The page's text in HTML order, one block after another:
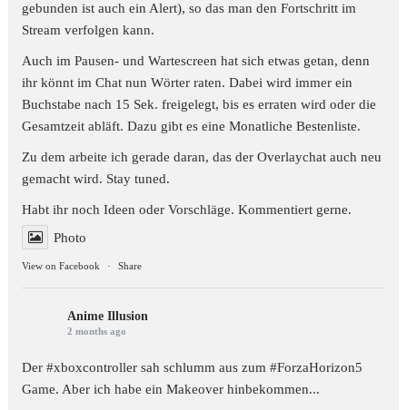
gebunden ist auch ein Alert), so das man den Fortschritt im
Stream verfolgen kann.
Auch im Pausen- und Wartescreen hat sich etwas getan, denn
ihr könnt im Chat nun Wörter raten. Dabei wird immer ein
Buchstabe nach 15 Sek. freigelegt, bis es erraten wird oder die
Gesamtzeit abläft. Dazu gibt es eine Monatliche Bestenliste.
Zu dem arbeite ich gerade daran, das der Overlaychat auch neu
gemacht wird. Stay tuned.
Habt ihr noch Ideen oder Vorschläge. Kommentiert gerne.
Photo
View on Facebook · Share
Anime Illusion
2 months ago
Der #xboxcontroller sah schlumm aus zum#ForzaHorizon5
Game. Aber ich habe ein Makeover hinbekommen...